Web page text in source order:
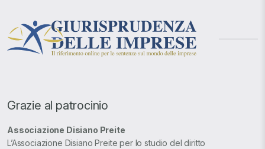
Grazie al patrocinio
Associazione Disiano Preite
L’Associazione Disiano Preite per lo studio del diritto